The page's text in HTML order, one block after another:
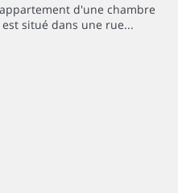
d'une chambre
situé dans une rue...